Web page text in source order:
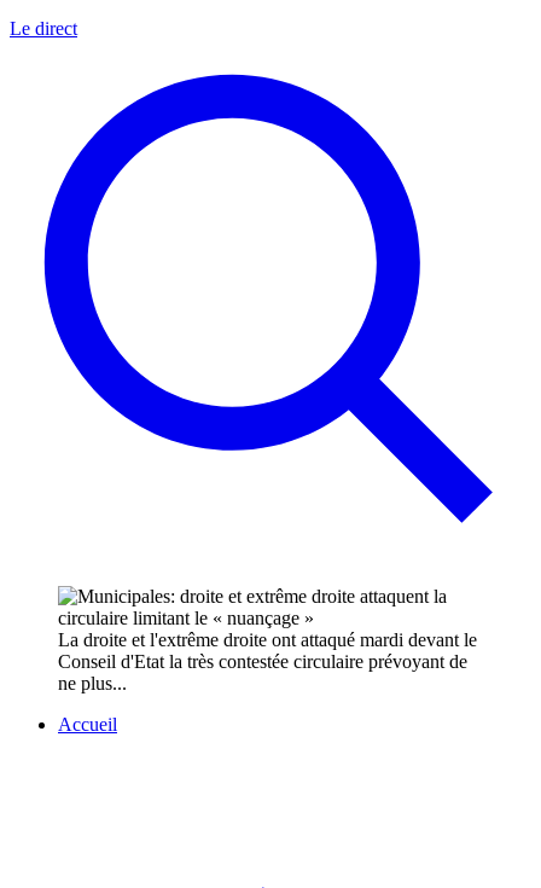
Le direct
La droite et l'extrême droite ont attaqué mardi devant le
Conseil d'Etat la très contestée circulaire prévoyant de
ne plus...
Accueil